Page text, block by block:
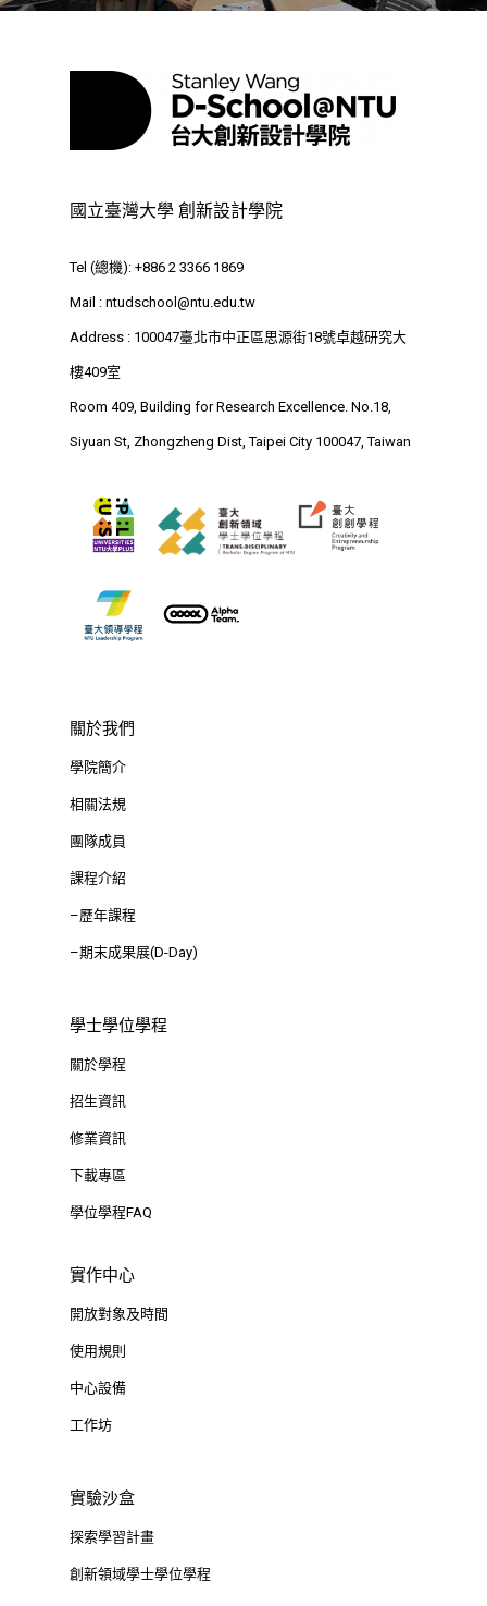
國立臺灣大學 創新設計學院
Tel (總機): +886 2 3366 1869
Mail : ntudschool@ntu.edu.tw
Address : 100047臺北市中正區思源街18號卓越研究大
樓409室
Room 409, Building for Research Excellence. No.18,
Siyuan St, Zhongzheng Dist, Taipei City 100047, Taiwan
關於我們
學院簡介
相關法規
團隊成員
課程介紹
–歷年課程
–期末成果展(D-Day)
學士學位學程
關於學程
招生資訊
修業資訊
下載專區
學位學程FAQ
實作中心
開放對象及時間
使用規則
中心設備
工作坊
實驗沙盒
探索學習計畫
創新領域學士學位學程